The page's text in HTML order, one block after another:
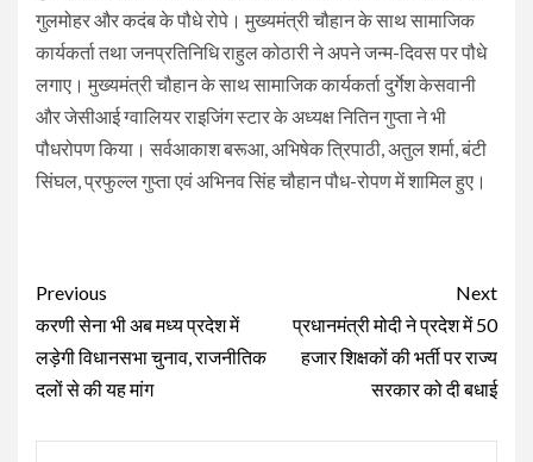
गुलमोहर और कदंब के पौधे रोपे। मुख्यमंत्री चौहान के साथ सामाजिक
कार्यकर्ता तथा जनप्रतिनिधि राहुल कोठारी ने अपने जन्म-दिवस पर पौधे
लगाए। मुख्यमंत्री चौहान के साथ सामाजिक कार्यकर्ता दुर्गेश केसवानी
और जेसीआई ग्वालियर राइजिंग स्टार के अध्यक्ष नितिन गुप्ता ने भी
पौधरोपण किया। सर्वआकाश बरूआ, अभिषेक त्रिपाठी, अतुल शर्मा, बंटी
सिंघल, प्रफुल्ल गुप्ता एवं अभिनव सिंह चौहान पौध-रोपण में शामिल हुए।
Continue
Reading
Previous
करणी सेना भी अब मध्य प्रदेश में
लड़ेगी विधानसभा चुनाव, राजनीतिक
दलों से की यह मांग
Next
प्रधानमंत्री मोदी ने प्रदेश में 50
हजार शिक्षकों की भर्ती पर राज्य
सरकार को दी बधाई